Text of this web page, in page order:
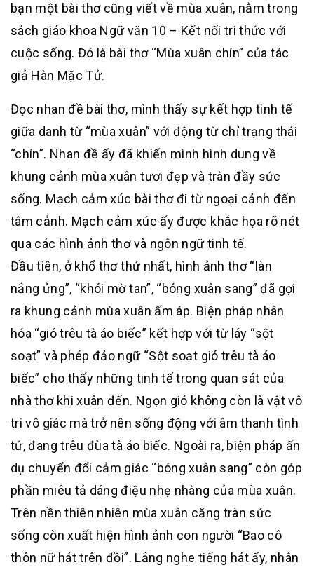
bạn một bài thơ cũng viết về mùa xuân, nằm trong
sách giáo khoa Ngữ văn 10 – Kết nối tri thức với
cuộc sống. Đó là bài thơ “Mùa xuân chín” của tác
giả Hàn Mặc Tử.
Đọc nhan đề bài thơ, mình thấy sự kết hợp tinh tế
giữa danh từ “mùa xuân” với động từ chỉ trạng thái
“chín”. Nhan đề ấy đã khiến mình hình dung về
khung cảnh mùa xuân tươi đẹp và tràn đầy sức
sống. Mạch cảm xúc bài thơ đi từ ngoại cảnh đến
tâm cảnh. Mạch cảm xúc ấy được khắc họa rõ nét
qua các hình ảnh thơ và ngôn ngữ tinh tế.
Đầu tiên, ở khổ thơ thứ nhất, hình ảnh thơ “làn
nắng ửng”, “khói mờ tan”, “bóng xuân sang” đã gợi
ra khung cảnh mùa xuân ấm áp. Biện pháp nhân
hóa “gió trêu tà áo biếc” kết hợp với từ láy “sột
soạt” và phép đảo ngữ “Sột soạt gió trêu tà áo
biếc” cho thấy những tinh tế trong quan sát của
nhà thơ khi xuân đến. Ngọn gió không còn là vật vô
tri vô giác mà trở nên sống động với âm thanh tình
tứ, đang trêu đùa tà áo biếc. Ngoài ra, biện pháp ẩn
dụ chuyển đổi cảm giác “bóng xuân sang” còn góp
phần miêu tả dáng điệu nhẹ nhàng của mùa xuân.
Trên nền thiên nhiên mùa xuân căng tràn sức
sống còn xuất hiện hình ảnh con người “Bao cô
thôn nữ hát trên đồi”. Lắng nghe tiếng hát ấy, nhân